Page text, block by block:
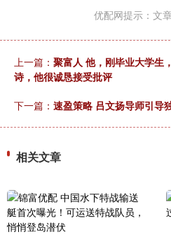
优配网提示：文
上一篇： 聚富人 他，刚毕业大学生
诗，他很诚恳接受批评
下一篇： 速盈策略 吕文扬导师引导
相关文章